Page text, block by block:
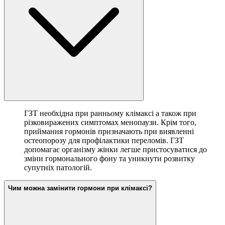
ГЗТ необхідна при ранньому клімаксі а також при
різковиражених симптомах менопаузи. Крім того,
приймання гормонів призначають при виявленні
остеопорозу для профілактики переломів. ГЗТ
допомагає організму жінки легше пристосуватися до
зміни гормонального фону та уникнути розвитку
супутніх патологій.
Чим можна замінити гормони при клімаксі?